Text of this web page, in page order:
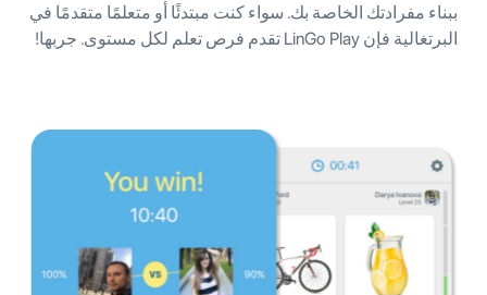
ببناء مفرادتك الخاصة بك. سواء كنت مبتدئًا أو متعلمًا متقدمًا في
البرتغالية فإن LinGo Play تقدم فرص تعلم لكل مستوى. جربها!